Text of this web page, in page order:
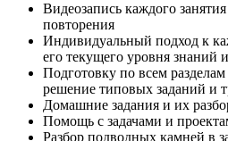
Видеозапись каждого
повторения
Индивидуальный подход к
его текущего уровня знаний
Подготовку по всем
решение типовых заданий и
Домашние задания и их
Помощь с задачами и
Разбор подводных камней в